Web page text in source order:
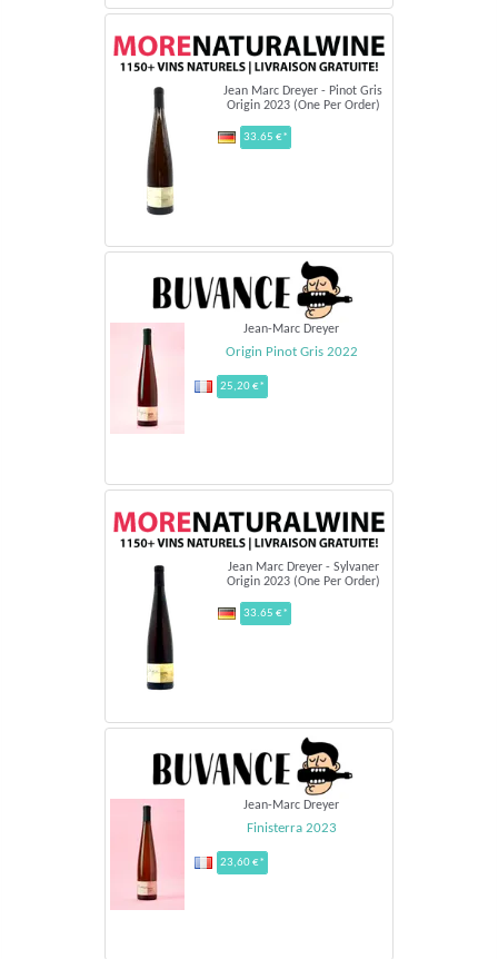
Jean Marc Dreyer - Pinot Gris
Origin 2023 (One Per Order)
33.65 €*
Jean-Marc Dreyer
Origin Pinot Gris 2022
25,20 €*
Jean Marc Dreyer - Sylvaner
Origin 2023 (One Per Order)
33.65 €*
Jean-Marc Dreyer
Finisterra 2023
23,60 €*